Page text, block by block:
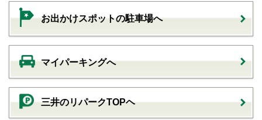
お出かけスポットの駐車場へ
マイパーキングへ
三井のリパークTOPヘ